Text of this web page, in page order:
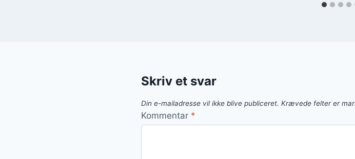
Skriv et svar
Din e-mailadresse vil ikke blive publiceret. Krævede felter er
Kommentar *